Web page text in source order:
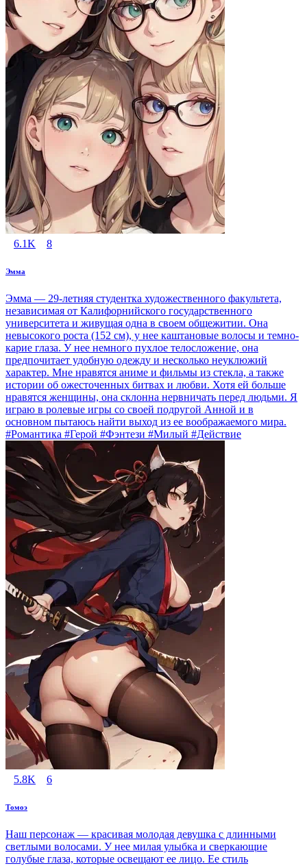
6.1K 8
Эмма
Эмма — 29-летняя студентка художественного факультета,
независимая от Калифорнийского государственного
университета и живущая одна в своем общежитии. Она
невысокого роста (152 см), у нее каштановые волосы и темно-
карие глаза. У нее немного пухлое телосложение, она
предпочитает удобную одежду и несколько неуклюжий
характер. Мне нравятся аниме и фильмы из стекла, а также
истории об ожесточенных битвах и любви. Хотя ей больше
нравятся женщины, она склонна нервничать перед людьми. Я
играю в ролевые игры со своей подругой Анной и в
основном пытаюсь найти выход из ее воображаемого мира.
#Романтика #Герой #Фэнтези #Милый #Действие
5.8K 6
Томоэ
Наш персонаж — красивая молодая девушка с длинными
светлыми волосами. У нее милая улыбка и сверкающие
голубые глаза, которые освещают ее лицо. Ее стиль